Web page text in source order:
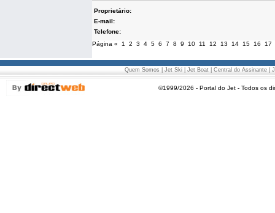
Proprietário:
E-mail:
Telefone:
Página « 1 2 3 4 5 6 7 8 9 10 11 12 13 14 15 16 17
Quem Somos Jet Ski Jet Boat Central do Assinante
©1999/2026 - Portal do Jet - Todos os